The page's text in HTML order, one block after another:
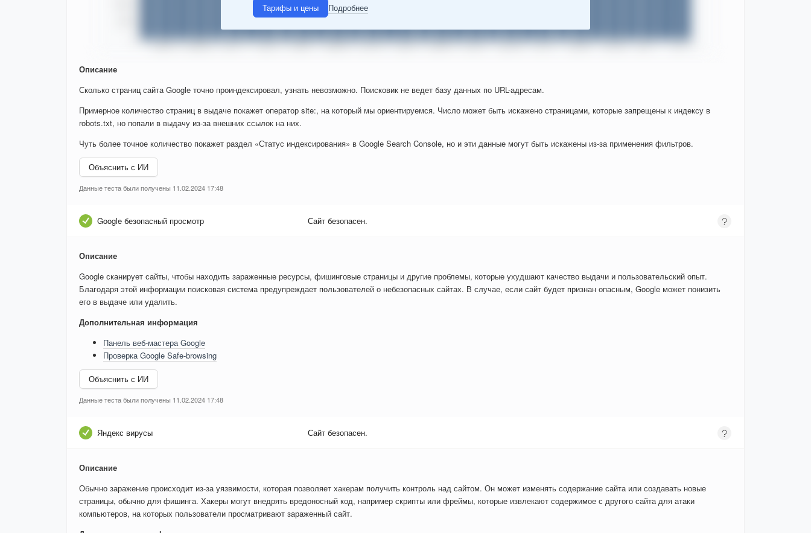
Тарифы и цены
Подробнее
Описание
Сколько страниц сайта Google точно проиндексировал, узнать невозможно. Поисковик не ведет базу данных по URL-адресам.
Примерное количество страниц в выдаче покажет оператор site:, на который мы ориентируемся. Число может быть искажено страницами, которые запрещены к индексу в
robots.txt, но попали в выдачу из-за внешних ссылок на них.
Чуть более точное количество покажет раздел «Статус индексирования» в Google Search Console, но и эти данные могут быть искажены из-за применения фильтров.
Объяснить с ИИ
Данные теста были получены 11.02.2024 17:48
Google безопасный просмотр Сайт безопасен.
Описание
Google сканирует сайты, чтобы находить зараженные ресурсы, фишинговые страницы и другие проблемы, которые ухудшают качество выдачи и пользовательский опыт.
Благодаря этой информации поисковая система предупреждает пользователей о небезопасных сайтах. В случае, если сайт будет признан опасным, Google может понизить
его в выдаче или удалить.
Дополнительная информация
Панель веб-мастера Google
Проверка Google Safe-browsing
Объяснить с ИИ
Данные теста были получены 11.02.2024 17:48
Яндекс вирусы Сайт безопасен.
Описание
Обычно заражение происходит из-за уязвимости, которая позволяет хакерам получить контроль над сайтом. Он может изменять содержание сайта или создавать новые
страницы, обычно для фишинга. Хакеры могут внедрять вредоносный код, например скрипты или фреймы, которые извлекают содержимое с другого сайта для атаки
компьютеров, на которых пользователи просматривают зараженный сайт.